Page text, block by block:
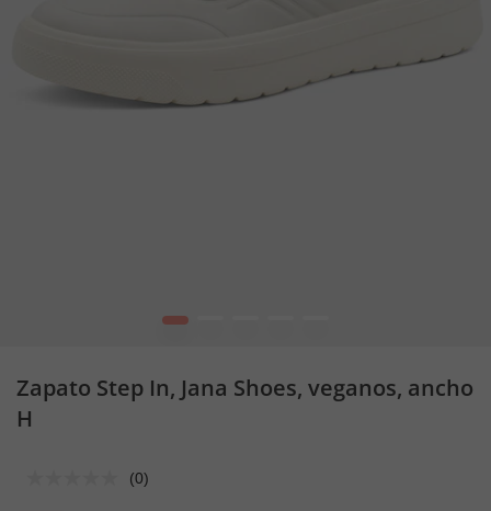
1
Zapato Step In, Jana Shoes, veganos, ancho
H
(0)